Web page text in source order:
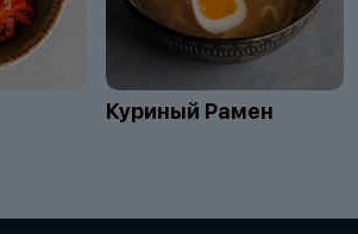
Куриный Рамен